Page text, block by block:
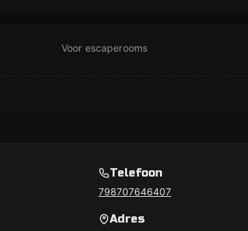
Voor escaperooms
Telefoon
798707646407
Adres